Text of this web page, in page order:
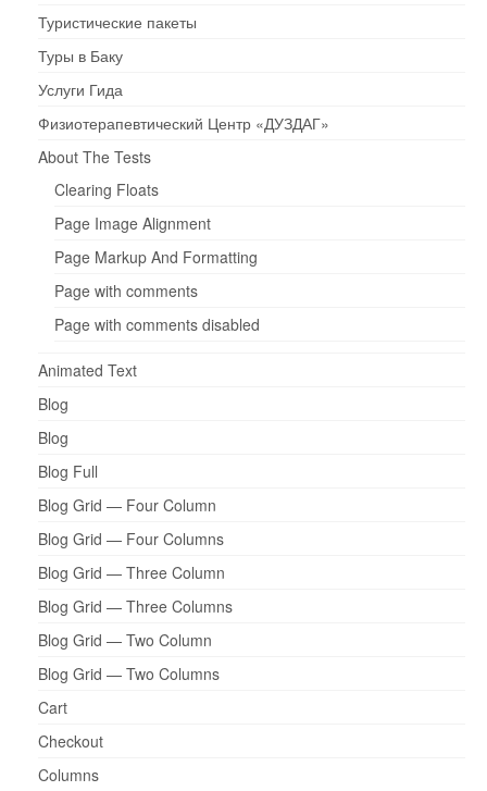
Туристические пакеты
Туры в Баку
Услуги Гида
Физиотерапевтический Центр «ДУЗДАГ»
About The Tests
Clearing Floats
Page Image Alignment
Page Markup And Formatting
Page with comments
Page with comments disabled
Animated Text
Blog
Blog
Blog Full
Blog Grid — Four Column
Blog Grid — Four Columns
Blog Grid — Three Column
Blog Grid — Three Columns
Blog Grid — Two Column
Blog Grid — Two Columns
Cart
Checkout
Columns